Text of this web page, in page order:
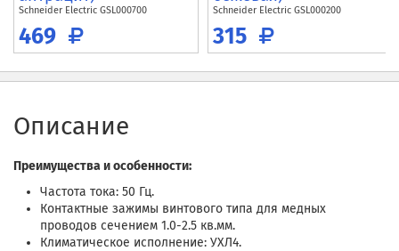
Schneider Electric GSL000700
469
Schneider Electric GSL000200
315
Описание
Преимущества и особенности:
Частота тока: 50 Гц.
Контактные зажимы винтового типа для медных
проводов сечением 1.0-2.5 кв.мм.
Климатическое исполнение: УХЛ4.